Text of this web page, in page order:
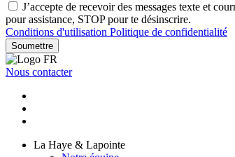
J’accepte de recevoir des messages texte et
pour assistance, STOP pour te désinscrire.
Conditions d'utilisation Politique de confidentialité
Soumettre
Nous contacter
La Haye & Lapointe